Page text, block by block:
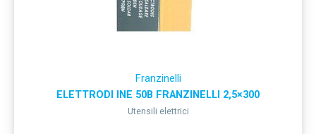
Franzinelli
ELETTRODI INE 50B FRANZINELLI 2,5×300
Utensili elettrici